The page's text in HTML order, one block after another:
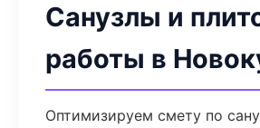
Санузлы и
работы в
Оптимизируем смету по